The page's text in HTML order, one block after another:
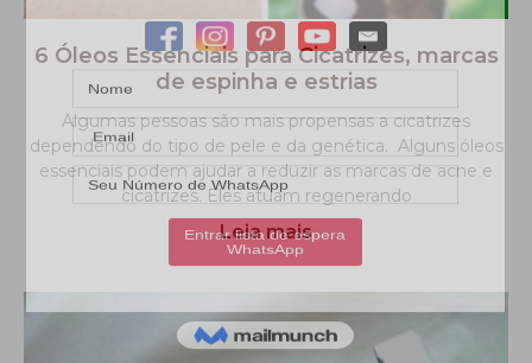
6 Óleos Essenciais para Cicatrizes, marcas
de espinha e estrias
Algumas pessoas são mais propensas a cicatrizes
dependendo do tipo de pele e da genética. Alguns óleos
essenciais podem ajudar a reduzir as marcas de acne e
cicatrizes. Eles atuam regenerando
Leia mais